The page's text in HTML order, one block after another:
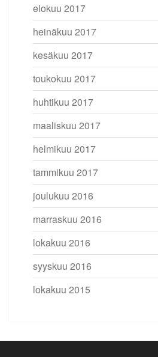
elokuu 2017
heinäkuu 2017
kesäkuu 2017
toukokuu 2017
huhtikuu 2017
maaliskuu 2017
helmikuu 2017
tammikuu 2017
joulukuu 2016
marraskuu 2016
lokakuu 2016
syyskuu 2016
lokakuu 2015